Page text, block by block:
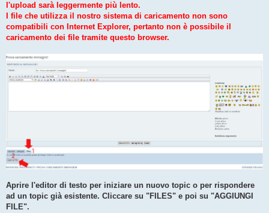
l'upload sarà leggermente più lento.
I file che utilizza il nostro sistema di caricamento non sono
compatibili con Internet Explorer, pertanto non è possibile il
caricamento dei file tramite questo browser.
Aprire l'editor di testo per iniziare un nuovo topic o per rispondere
ad un topic già esistente. Cliccare su "FILES" e poi su "AGGIUNGI
FILE".